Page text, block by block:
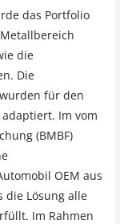
das Portfolio
die
Die
für den
Im vom
(BMBF)
OEM aus
die Lösung alle
Im Rahmen